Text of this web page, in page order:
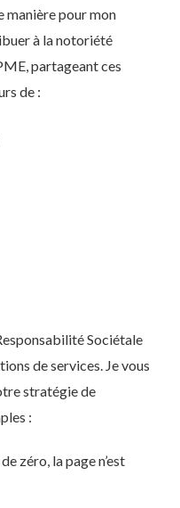
manière pour mon
à la notoriété
partageant ces
de :
Sociétale
de services. Je vous
stratégie de
:
zéro, la page n’est